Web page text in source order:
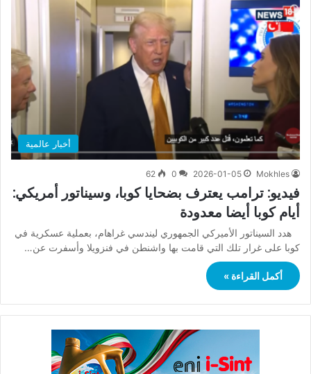
أخبار عالمية
Mokhles
2026-01-05
0
62
فيديو: ترامب يعترف بضحايا كوبا، وسيناتور أمريكي:
أيام كوبا أيضا معدودة
هدد السيناتور الأميركي الجمهوري ليندسي غراهام، بعملية عسكرية في
كوبا على غرار تلك التي قامت بها واشنطن في فنزويلا وأسفرت عن…
أكمل القراءة »